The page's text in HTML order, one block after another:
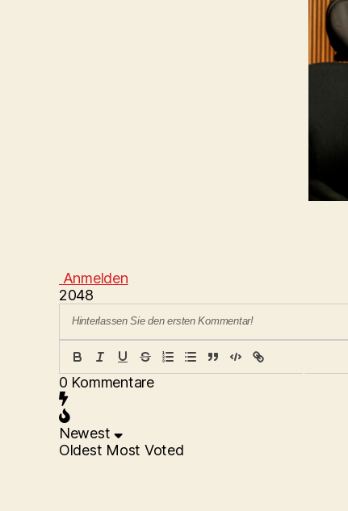
Anmelden
2048
+
0 Kommentare
Newest
Oldest Most Voted